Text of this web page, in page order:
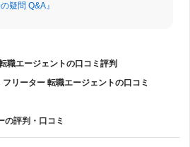
疑問 Q&A』
職エージェントの口コミ評判
リーター 転職エージェントの口コミ
の評判・口コミ